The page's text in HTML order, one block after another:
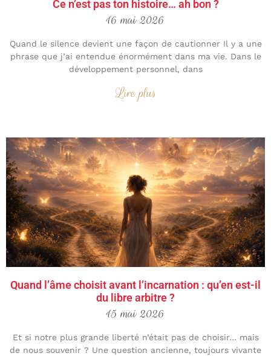
Ce n’est pas ton histoire… ah bon ?
16 mai 2026
Quand le silence devient une façon de cautionner Il y a une
phrase que j’ai entendue énormément dans ma vie. Dans le
développement personnel, dans
Lire plus
Quand l’âme choisit avant l’incarnation : qu’en est-il
du libre arbitre ?
15 mai 2026
Et si notre plus grande liberté n’était pas de choisir… mais
de nous souvenir ? Une question ancienne, toujours vivante